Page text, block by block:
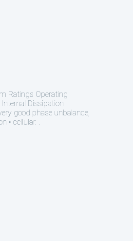
Ratings Operating
Dissipation
good phase unbalance,
• cellular. .